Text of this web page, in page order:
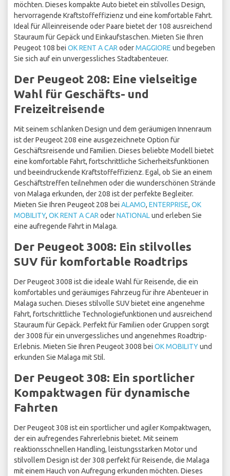
möchten. Dieses kompakte Auto bietet ein stilvolles Design,
hervorragende Kraftstoffeffizienz und eine komfortable Fahrt.
Ideal für Alleinreisende oder Paare bietet der 108 ausreichend
Stauraum für Gepäck und Einkaufstaschen. Mieten Sie Ihren
Peugeot 108 bei OK RENT A CAR oderMAGGIORE und begeben
Sie sich auf ein unvergessliches Stadtabenteuer.
Der Peugeot 208: Eine vielseitige
Wahl für Geschäfts- und
Freizeitreisende
Mit seinem schlanken Design und dem geräumigen Innenraum
ist der Peugeot 208 eine ausgezeichnete Option für
Geschäftsreisende und Familien. Dieses beliebte Modell bietet
eine komfortable Fahrt, fortschrittliche Sicherheitsfunktionen
und beeindruckende Kraftstoffeffizienz. Egal, ob Sie an einem
Geschäftstreffen teilnehmen oder die wunderschönen Strände
von Malaga erkunden, der 208 ist der perfekte Begleiter.
Mieten Sie Ihren Peugeot 208 bei ALAMO, ENTERPRISE, OK
MOBILITY, OK RENT A CAR oderNATIONALund erleben Sie
eine aufregende Fahrt in Malaga.
Der Peugeot 3008: Ein stilvolles
SUV für komfortable Roadtrips
Der Peugeot 3008 ist die ideale Wahl für Reisende, die ein
komfortables und geräumiges Fahrzeug für ihre Abenteuer in
Malaga suchen. Dieses stilvolle SUV bietet eine angenehme
Fahrt, fortschrittliche Technologiefunktionen und ausreichend
Stauraum für Gepäck. Perfekt für Familien oder Gruppen sorgt
der 3008 für ein unvergessliches und angenehmes Roadtrip-
Erlebnis. Mieten Sie Ihren Peugeot 3008 bei OK MOBILITYund
erkunden Sie Malaga mit Stil.
Der Peugeot 308: Ein sportlicher
Kompaktwagen für dynamische
Fahrten
Der Peugeot 308 ist ein sportlicher und agiler Kompaktwagen,
der ein aufregendes Fahrerlebnis bietet. Mit seinem
reaktionsschnellen Handling, leistungsstarken Motor und
stilvollem Design ist der 308 perfekt für Reisende, die Malaga
mit einem Hauch von Aufregung erkunden möchten. Dieses